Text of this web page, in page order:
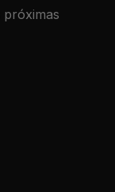
próximas